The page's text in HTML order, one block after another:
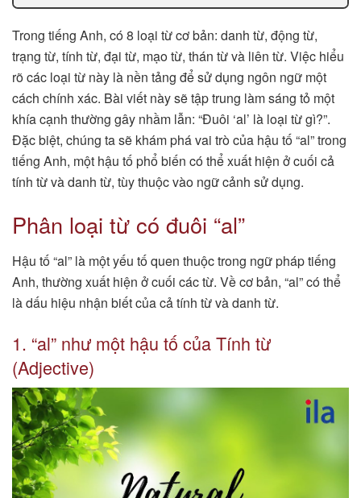
Trong tiếng Anh, có 8 loại từ cơ bản: danh từ, động từ,
trạng từ, tính từ, đại từ, mạo từ, thán từ và liên từ. Việc hiểu
rõ các loại từ này là nền tảng để sử dụng ngôn ngữ một
cách chính xác. Bài viết này sẽ tập trung làm sáng tỏ một
khía cạnh thường gây nhầm lẫn: “Đuôi ‘al’ là loại từ gì?”.
Đặc biệt, chúng ta sẽ khám phá vai trò của hậu tố “al” trong
tiếng Anh, một hậu tố phổ biến có thể xuất hiện ở cuối cả
tính từ và danh từ, tùy thuộc vào ngữ cảnh sử dụng.
Phân loại từ có đuôi “al”
Hậu tố “al” là một yếu tố quen thuộc trong ngữ pháp tiếng
Anh, thường xuất hiện ở cuối các từ. Về cơ bản, “al” có thể
là dấu hiệu nhận biết của cả tính từ và danh từ.
1. “al” như một hậu tố của Tính từ
(Adjective)